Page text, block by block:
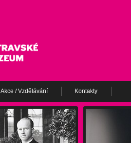
Akce / Vzdělávání Kontakty